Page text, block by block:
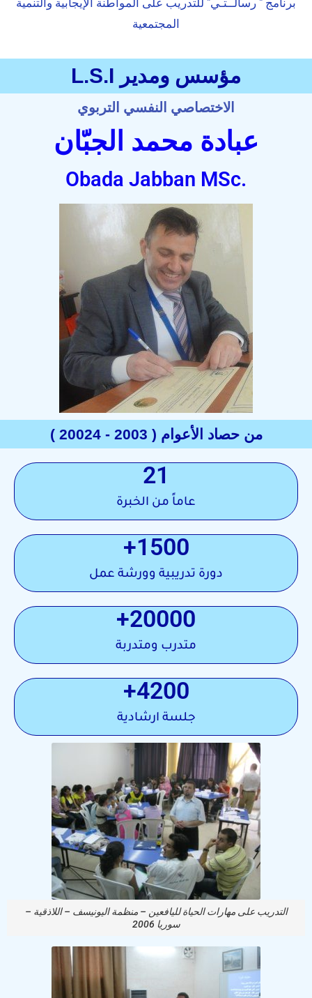
برنامج " رسالــتـي" للتدريب على المواطنة الإيجابية والتنمية
المجتمعية
مؤسس ومدير L.S.I
الاختصاصي النفسي التربوي
عبادة محمد الجبّان
.Obada Jabban MSc
من حصاد الأعوام ( 2003 - 20024 )
عاماً من الخبرة
21
دورة تدريبية وورشة عمل
1500
+
متدرب ومتدربة
20000
+
جلسة ارشادية
4200
+
التدريب على مهارات الحياة لليافعين – منظمة اليونيسف – اللاذقية –
سوريا 2006